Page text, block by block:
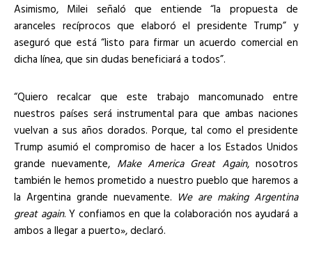
Asimismo, Milei señaló que entiende “la propuesta de
aranceles recíprocos que elaboró el presidente Trump” y
aseguró que está “listo para firmar un acuerdo comercial en
dicha línea, que sin dudas beneficiará a todos”.
“Quiero recalcar que este trabajo mancomunado entre
nuestros países será instrumental para que ambas naciones
vuelvan a sus años dorados. Porque, tal como el presidente
Trump asumió el compromiso de hacer a los Estados Unidos
grande nuevamente, Make America Great Again, nosotros
también le hemos prometido a nuestro pueblo que haremos a
la Argentina grande nuevamente. We are making Argentina
great again. Y confiamos en que la colaboración nos ayudará a
ambos a llegar a puerto», declaró.